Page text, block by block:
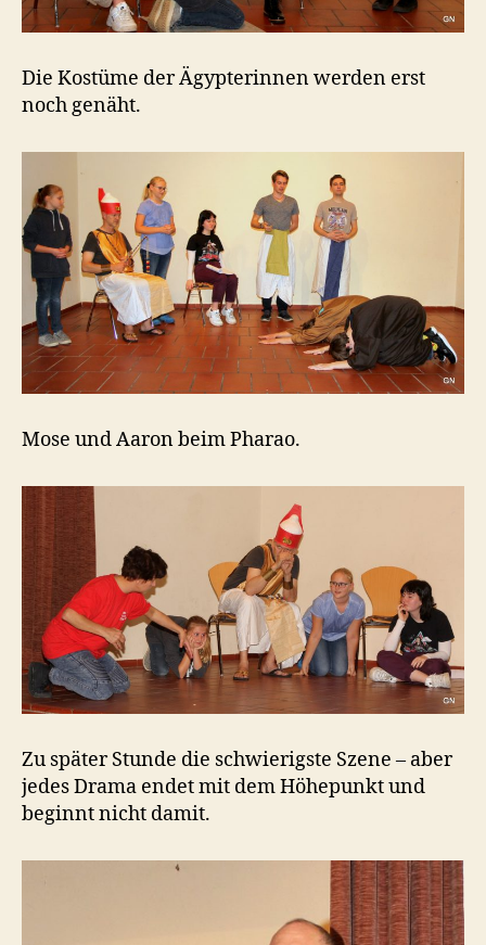
Die Kostüme der Ägypterinnen werden erst
noch genäht.
Mose und Aaron beim Pharao.
Zu später Stunde die schwierigste Szene – aber
jedes Drama endet mit dem Höhepunkt und
beginnt nicht damit.